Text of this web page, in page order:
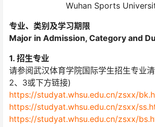
Wuhan Sports
专业、类别及学习期限
Major in Admission, Category and
1. 招生专业
请参阅武汉体育学院国际学生招生专业清
2、3或下方链接)
https://studyat.whsu.edu.cn/zsxx/
https://studyat.whsu.edu.cn/zsxx/
https://studyat.whsu.edu.cn/zsxx/